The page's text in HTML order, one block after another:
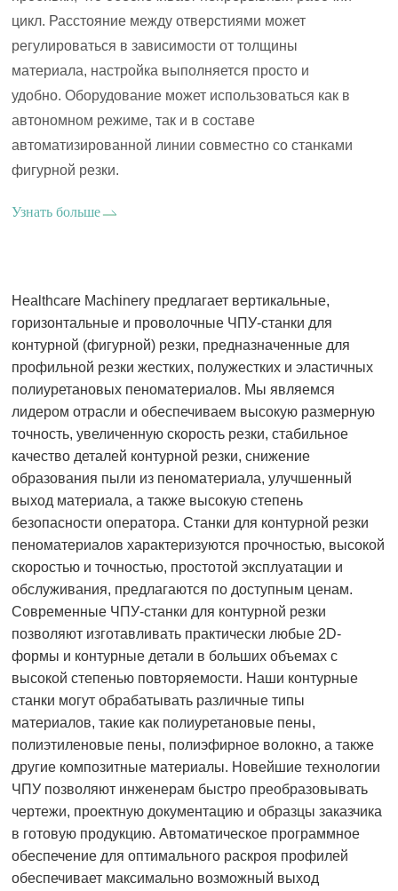
цикл. Расстояние между отверстиями может
регулироваться в зависимости от толщины
материала, настройка выполняется просто и
удобно. Оборудование может использоваться как в
автономном режиме, так и в составе
автоматизированной линии совместно со станками
фигурной резки.
Узнать больше
Healthcare Machinery предлагает вертикальные,
горизонтальные и проволочные ЧПУ-станки для
контурной (фигурной) резки, предназначенные для
профильной резки жестких, полужестких и эластичных
полиуретановых пеноматериалов. Мы являемся
лидером отрасли и обеспечиваем высокую размерную
точность, увеличенную скорость резки, стабильное
качество деталей контурной резки, снижение
образования пыли из пеноматериала, улучшенный
выход материала, а также высокую степень
безопасности оператора. Станки для контурной резки
пеноматериалов характеризуются прочностью, высокой
скоростью и точностью, простотой эксплуатации и
обслуживания, предлагаются по доступным ценам.
Современные ЧПУ-станки для контурной резки
позволяют изготавливать практически любые 2D-
формы и контурные детали в больших объемах с
высокой степенью повторяемости. Наши контурные
станки могут обрабатывать различные типы
материалов, такие как полиуретановые пены,
полиэтиленовые пены, полиэфирное волокно, а также
другие композитные материалы. Новейшие технологии
ЧПУ позволяют инженерам быстро преобразовывать
чертежи, проектную документацию и образцы заказчика
в готовую продукцию. Автоматическое программное
обеспечение для оптимального раскроя профилей
обеспечивает максимально возможный выход